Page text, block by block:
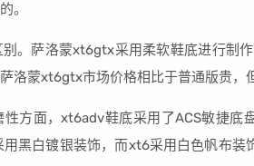
。
。萨洛蒙xt6gtx采用柔软鞋底进行制
洛蒙xt6gtx市场价格相比于普通版贵，
方面，xt6adv鞋底采用了ACS敏捷底
黑白镀银装饰，而xt6采用白色帆布